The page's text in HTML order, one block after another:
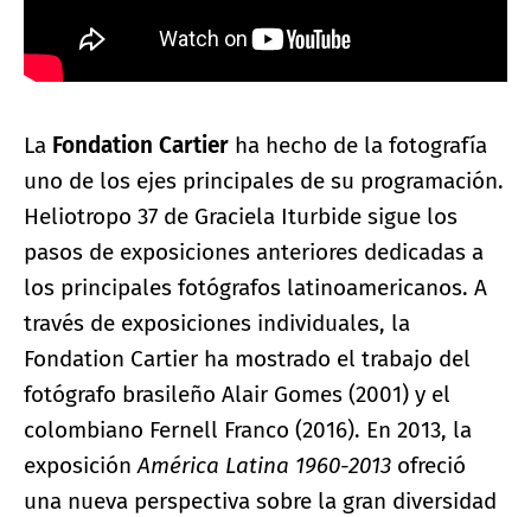
La Fondation Cartier ha hecho de la fotografía
uno de los ejes principales de su programación.
Heliotropo 37 de Graciela Iturbide sigue los
pasos de exposiciones anteriores dedicadas a
los principales fotógrafos latinoamericanos. A
través de exposiciones individuales, la
Fondation Cartier ha mostrado el trabajo del
fotógrafo brasileño Alair Gomes (2001) y el
colombiano Fernell Franco (2016). En 2013, la
exposiciónAmérica Latina 1960-2013 ofreció
una nueva perspectiva sobre la gran diversidad